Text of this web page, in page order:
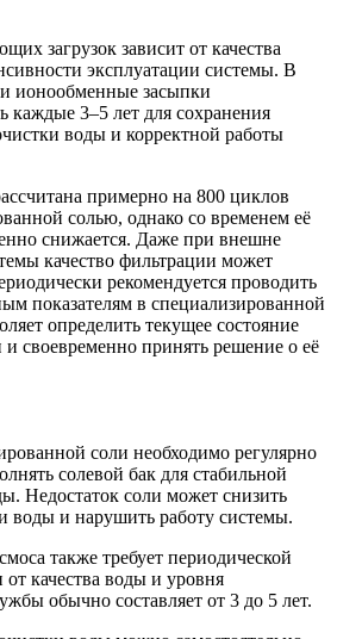
загрузок зависит от качества
эксплуатации системы. В
ионообменные засыпки
каждые 3–5 лет для сохранения
воды и корректной работы
примерно на 800 циклов
солью, однако со временем её
снижается. Даже при внешне
качество фильтрации может
рекомендуется проводить
показателям в специализированной
определить текущее состояние
своевременно принять решение о её
соли необходимо регулярно
солевой бак для стабильной
Недостаток соли может снизить
воды и нарушить работу системы.
также требует периодической
качества воды и уровня
обычно составляет от 3 до 5 лет.